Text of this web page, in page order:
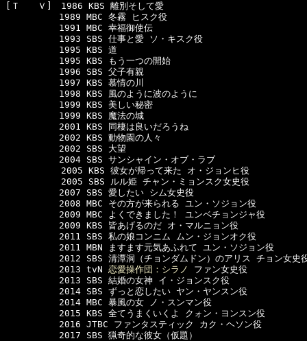
[Ｔ　　Ｖ]　1986 KBS 離別そして愛
1989 MBC 冬霧 ヒスク役
1991 MBC 幸福御使伝
1993 SBS 仕事と愛 ソ・キスク役
1995 KBS 道
1995 KBS もう一つの開始
1996 SBS 父子有親
1997 KBS 慕情の川
1998 KBS 風のように波のように
1999 KBS 美しい秘密
1999 KBS 魔法の城
2001 KBS 同棲は良いだろうね
2002 KBS 動物園の人々
2002 SBS 大望
2004 SBS サンシャイン・オブ・ラブ
  　　　　　2005 KBS 彼女が帰って来た オ・ジョンヒ役
  　　　　　2005 SBS ルル姫 チャン・ミョンスク女史役
2007 SBS 愛したい シム女史役
2008 MBC その方が来られる ユン・ソジョン役
2009 MBC よくできました！ ユンベチョンジャ役
2009 KBS 皆あげるのだ オ・マルニョン役
2011 SBS 私の娘コンニム ムン・ジョンオク役
2011 MBN ますます元気あふれて ユン・ソジョン役
2012 SBS 清潭洞（チョンダムドン）のアリス チョン女史
2013 tvN 恋愛操作団：シラノ
ファン女史役
2013 SBS 結婚の女神 イ・ジョンスク役
2014 SBS ずっと恋したい ヤン・ヤンスン役
2014 MBC 暴風の女 ノ・スンマン役
2015 KBS 全てうまくいくよ クォン・ヨンスン役
2016 JTBC ファンタスティック カク・ヘソン役
2017 SBS 猟奇的な彼女（仮題）